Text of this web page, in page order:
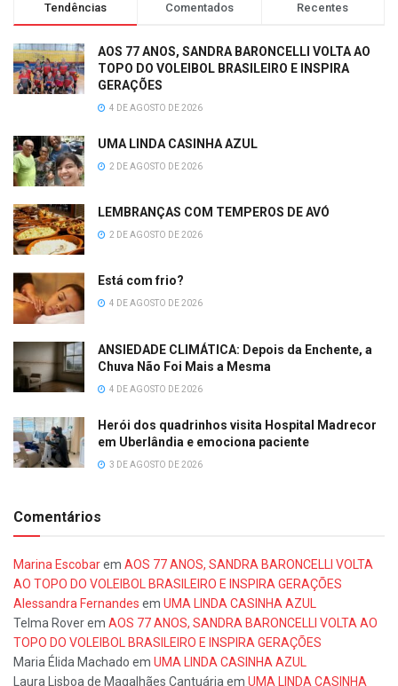
Tendências Comentados Recentes
AOS 77 ANOS, SANDRA BARONCELLI VOLTA AO
TOPO DO VOLEIBOL BRASILEIRO E INSPIRA
GERAÇÕES
4 DE AGOSTO DE 2026
UMA LINDA CASINHA AZUL
2 DE AGOSTO DE 2026
LEMBRANÇAS COM TEMPEROS DE AVÓ
2 DE AGOSTO DE 2026
Está com frio?
4 DE AGOSTO DE 2026
ANSIEDADE CLIMÁTICA: Depois da Enchente, a
Chuva Não Foi Mais a Mesma
4 DE AGOSTO DE 2026
Herói dos quadrinhos visita Hospital Madrecor
em Uberlândia e emociona paciente
3 DE AGOSTO DE 2026
Comentários
Marina Escobarem AOS 77 ANOS, SANDRA BARONCELLI VOLTA
AO TOPO DO VOLEIBOL BRASILEIRO E INSPIRA GERAÇÕES
Alessandra Fernandes em UMA LINDA CASINHA AZUL
Telma Roverem AOS 77 ANOS, SANDRA BARONCELLI VOLTA AO
TOPO DO VOLEIBOL BRASILEIRO E INSPIRA GERAÇÕES
Maria Élida Machado em UMA LINDA CASINHA AZUL
Laura Lisboa de Magalhães Cantuária em UMA LINDA CASINHA